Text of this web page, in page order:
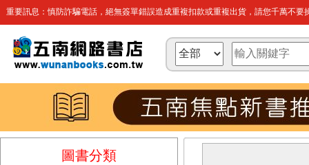
重要訊息：慎防詐騙電話，絕無簽單錯誤造成重複扣款或重複出貨，請您千萬不要
圖書分類